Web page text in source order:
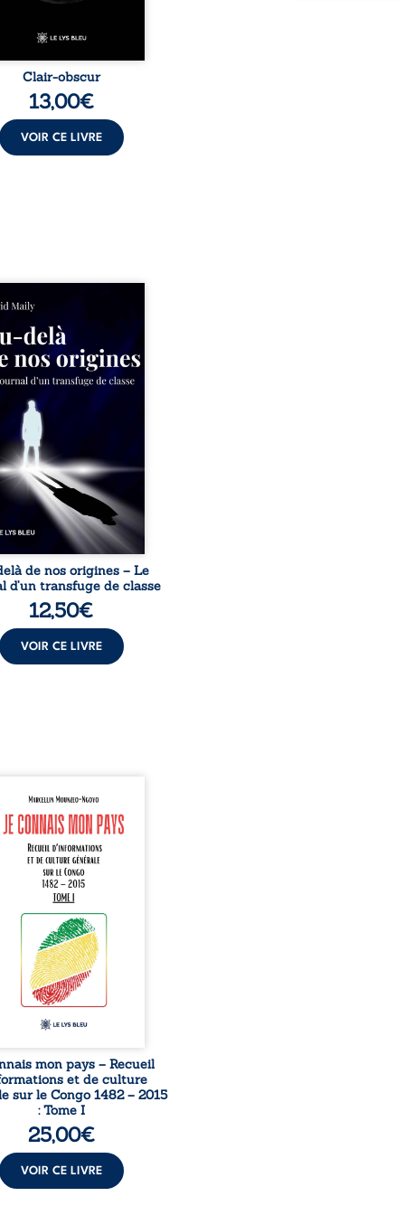
Clair-obscur
13,00€
VOIR CE LIVRE
un milieu populaire où
et les fractures
tenaient lieu de
David a choisi la
Très tôt, l’école et les
deviennent ses armes de
sociale. S’arracher à
exige pourtant un
Pris entre deux
l’homme réalise que
professionnels ne
guérissent ni ...
de nos origines – Le
d’un transfuge de classe
12,50€
VOIR CE LIVRE
mon pays se
comme une œuvre de
et d’éveil civique,
à raviver la mémoire
En retraçant les
étapes de l’histoire
il entend combattre
le repli identitaire
du
patriotique.
à tous, ce recueil
des repères essentiels
mieux comprendre le ...
mon pays – Recueil
et de culture
sur le Congo 1482 – 2015
: Tome I
25,00€
VOIR CE LIVRE